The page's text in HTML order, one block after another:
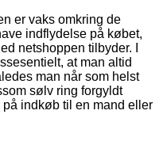
er vaks omkring de
indflydelse på købet,
netshoppen tilbyder. I
at man altid
man når som helst
sølv ring forgyldt
indkøb til en mand eller